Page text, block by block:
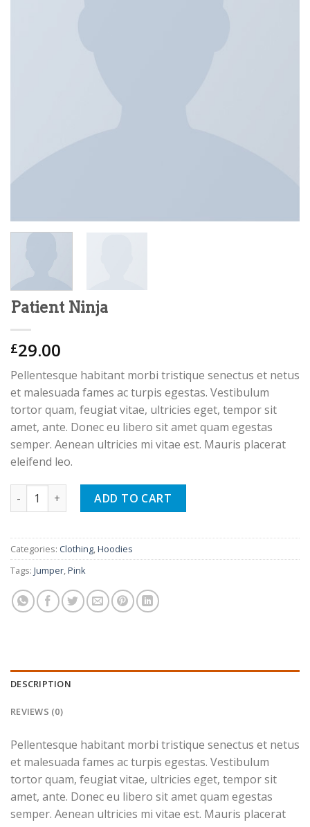
Patient Ninja
£29.00
Pellentesque habitant morbi tristique senectus et netus
et malesuada fames ac turpis egestas. Vestibulum
tortor quam, feugiat vitae, ultricies eget, tempor sit
amet, ante. Donec eu libero sit amet quam egestas
semper. Aenean ultricies mi vitae est. Mauris placerat
eleifend leo.
Patient Ninja quantityADD TO CART
Categories: Clothing,Hoodies
Tags: Jumper,Pink
DESCRIPTION
REVIEWS (0)
Pellentesque habitant morbi tristique senectus et netus
et malesuada fames ac turpis egestas. Vestibulum
tortor quam, feugiat vitae, ultricies eget, tempor sit
amet, ante. Donec eu libero sit amet quam egestas
semper. Aenean ultricies mi vitae est. Mauris placerat